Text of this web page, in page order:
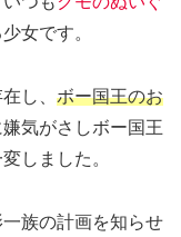
女です。
し、 ボー国王のお
気がさしボー国王
しました。
族の計画を知らせ